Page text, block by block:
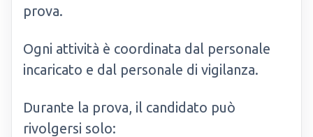
prova.
Ogni attività è coordinata dal personale
incaricato e dal personale di vigilanza.
Durante la prova, il candidato può
rivolgersi solo: